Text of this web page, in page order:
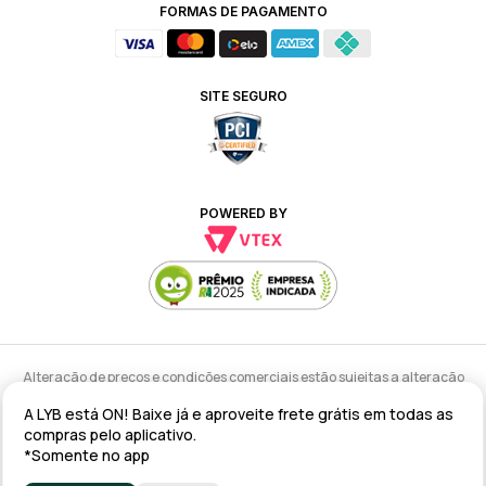
FORMAS DE PAGAMENTO
SITE SEGURO
POWERED BY
Alteração de preços e condições comerciais estão sujeitas a alteração
lyb @ 2025 - Av. Talma Rodrigues Ribeiro, 147 - Galpão 02 MOD
A/B/C/D/E, Sala 09 Serra - ES CEP: 29173-795 - CNPJ: 43.008.535/0001-11
A LYB está ON! Baixe já e aproveite frete grátis em todas as
compras pelo aplicativo.
*Somente no app